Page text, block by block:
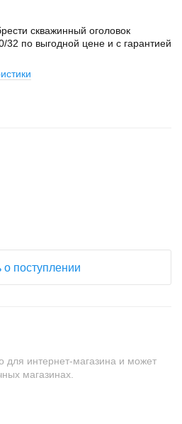
скважинный оголовок
по выгодной цене и с гарантией
о поступлении
для интернет-магазина и может
магазинах.